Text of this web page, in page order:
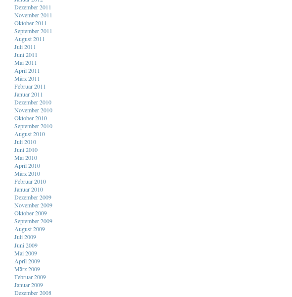
Dezember 2011
November 2011
Oktober 2011
September 2011
August 2011
Juli 2011
Juni 2011
Mai 2011
April 2011
März 2011
Februar 2011
Januar 2011
Dezember 2010
November 2010
Oktober 2010
September 2010
August 2010
Juli 2010
Juni 2010
Mai 2010
April 2010
März 2010
Februar 2010
Januar 2010
Dezember 2009
November 2009
Oktober 2009
September 2009
August 2009
Juli 2009
Juni 2009
Mai 2009
April 2009
März 2009
Februar 2009
Januar 2009
Dezember 2008